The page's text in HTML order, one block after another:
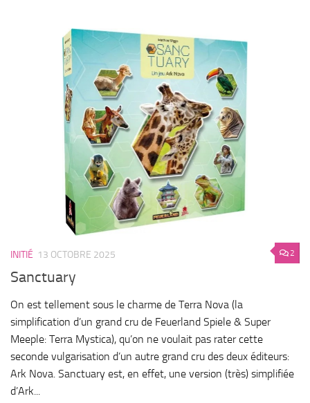
2
INITIÉ 13 OCTOBRE 2025
Sanctuary
On est tellement sous le charme de Terra Nova (la
simplification d’un grand cru de Feuerland Spiele & Super
Meeple: Terra Mystica), qu’on ne voulait pas rater cette
seconde vulgarisation d’un autre grand cru des deux éditeurs:
Ark Nova. Sanctuary est, en effet, une version (très) simplifiée
d’Ark...